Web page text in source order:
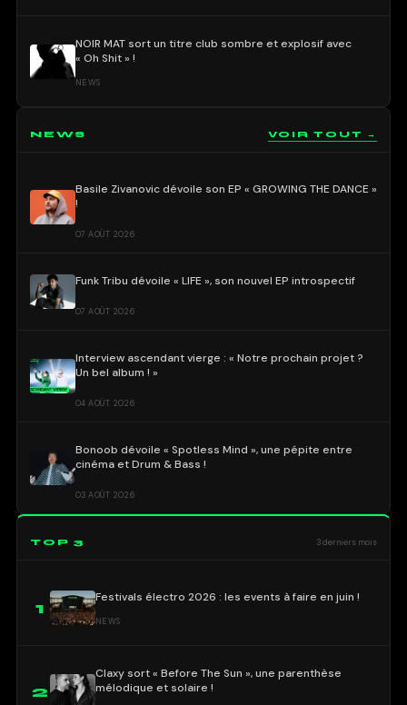
NOIR MAT sort un titre club sombre et explosif avec
« Oh Shit » !
NEWS
NEWS VOIR TOUT →
Basile Zivanovic dévoile son EP « GROWING THE DANCE »
!
07 AOÛT 2026
Funk Tribu dévoile « LIFE », son nouvel EP introspectif
07 AOÛT 2026
Interview ascendant vierge : « Notre prochain projet ?
Un bel album ! »
04 AOÛT 2026
Bonoob dévoile « Spotless Mind », une pépite entre
cinéma et Drum & Bass !
03 AOÛT 2026
TOP 3 3 derniers mois
1
Festivals électro 2026 : les events à faire en juin !
NEWS
2
Claxy sort « Before The Sun », une parenthèse
mélodique et solaire !